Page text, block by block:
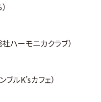
ハーモニカクラブ）
ルK’sカフェ）